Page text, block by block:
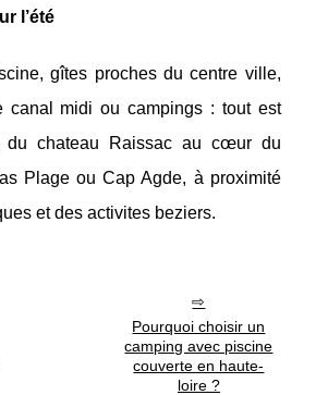
l’été
gîtes proches du centre ville,
canal midi ou campings : tout est
du chateau Raissac au cœur du
Plage ou Cap Agde, à proximité
et des activites beziers.
Pourquoi choisir un
camping avec piscine
couverte en haute-
loire ?